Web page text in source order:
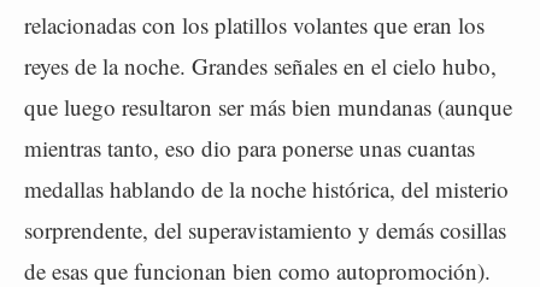
relacionadas con los platillos volantes que eran los
reyes de la noche. Grandes señales en el cielo hubo,
que luego resultaron ser más bien mundanas (aunque
mientras tanto, eso dio para ponerse unas cuantas
medallas hablando de la noche histórica, del misterio
sorprendente, del superavistamiento y demás cosillas
de esas que funcionan bien como autopromoción).